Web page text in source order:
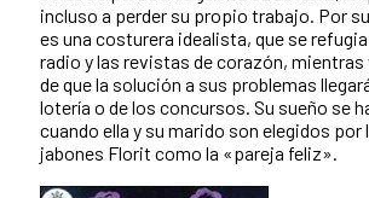
incluso a perder su propio trabajo. Por
es una costurera idealista, que se refugia
radio y las revistas de corazón,
de que la solución a sus problemas
lotería o de los concursos. Su sueño se
cuando ella y su marido son elegidos por
jabones Florit como la «pareja feliz».